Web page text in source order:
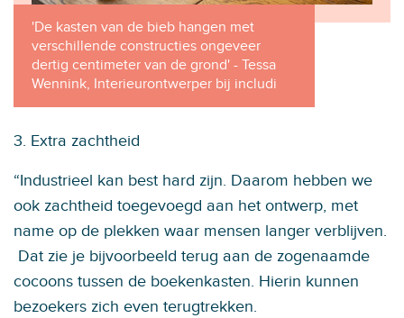
'De kasten van de bieb hangen met
verschillende constructies ongeveer
dertig centimeter van de grond' - Tessa
Wennink, Interieurontwerper bij includi
3. Extra zachtheid
“Industrieel kan best hard zijn. Daarom hebben we
ook zachtheid toegevoegd aan het ontwerp, met
name op de plekken waar mensen langer verblijven.
Dat zie je bijvoorbeeld terug aan de zogenaamde
cocoons tussen de boekenkasten. Hierin kunnen
bezoekers zich even terugtrekken.